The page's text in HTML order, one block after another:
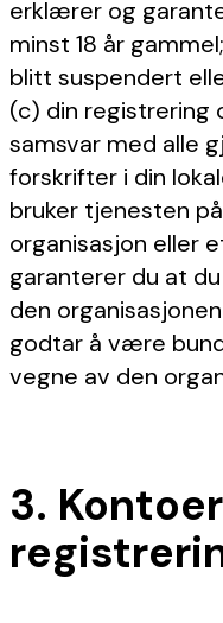
erklærer og
minst 18 år
blitt suspendert
(c) din registrering
samsvar med alle
forskrifter i din
bruker tjenesten
organisasjon eller
garanterer du at
den
godtar å være
vegne av den
3.